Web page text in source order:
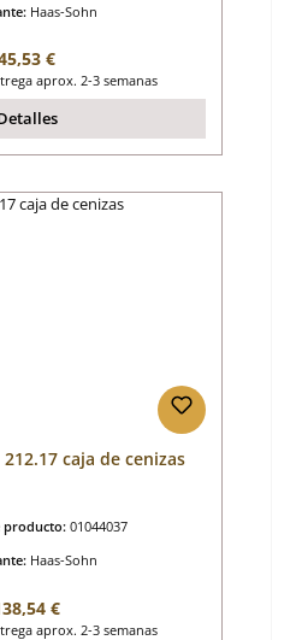
Haas-Sohn
normal:
€
aprox. 2-3 semanas
caja de cenizas
producto: 01044037
Haas-Sohn
normal:
€
aprox. 2-3 semanas